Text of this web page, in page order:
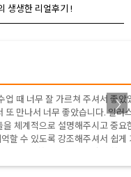
생생한 리얼후기 !
주셔서 좋았었는데
습니다. 일러스트의
주시고 중요한 부분
주셔서 쉽게 기억할